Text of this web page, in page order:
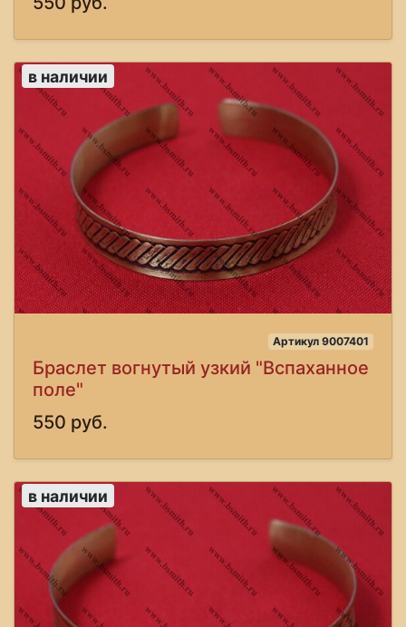
в наличии
Артикул 9007401
Браслет вогнутый узкий "Вспаханное
поле"
550 руб.
в наличии